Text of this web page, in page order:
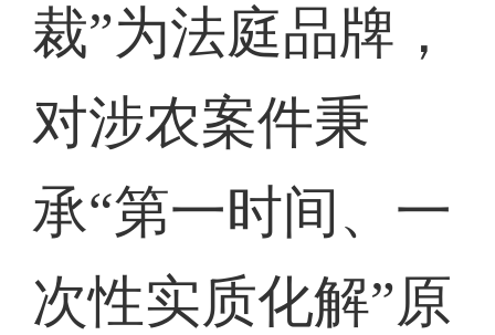
裁”为法庭品牌，
对涉农案件秉
承“第一时间、一
次性实质化解”原